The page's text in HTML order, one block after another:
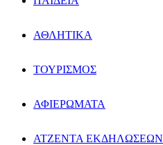
ΑΘΛΗΤΙΚΑ
ΤΟΥΡΙΣΜΟΣ
ΑΦΙΕΡΩΜΑΤΑ
ΑΤΖΕΝΤΑ ΕΚΔΗΛΩΣΕΩΝ